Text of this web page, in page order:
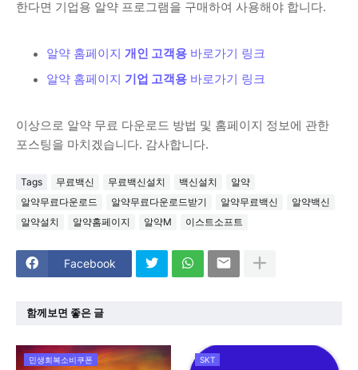
한다면 기업용 알약 프로그램을 구매하여 사용해야 합니다.
알약 홈페이지 개인 고객용 바로가기 링크
알약 홈페이지 기업 고객용 바로가기 링크
이상으로 알약 무료 다운로드 방법 및 홈페이지 정보에 관한
포스팅을 마치겠습니다. 감사합니다.
Tags 무료백신 무료백신설치 백신설치
알약
알약무료다운로드
알약무료다운로드받기 알약무료백신
알약백신
알약설치
알약홈페이지 알약M 이스트소프트
Facebook
함께보면 좋은 글
민생회복소비쿠폰 SKT